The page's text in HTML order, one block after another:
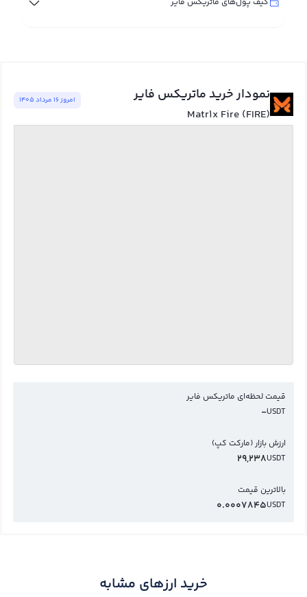
نمودار خرید ماتریکس فایر
Matr1x Fire (FIRE)
امروز ١٦ مرداد ١٤٠٥
قیمت لحظه‌ای ماتریکس فایر
USDT
-
ارزش بازار (مارکت کپ)
USDT
29,238
بالاترین قیمت
USDT
0.0007845
خرید ارزهای مشابه